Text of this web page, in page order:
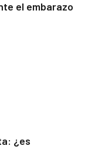
el embarazo
¿es